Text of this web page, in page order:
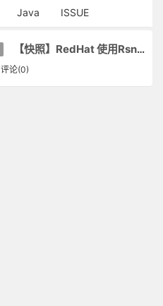
Java ISSUE
【快照】RedHat 使用Rsnapshot打快照
评论(0)